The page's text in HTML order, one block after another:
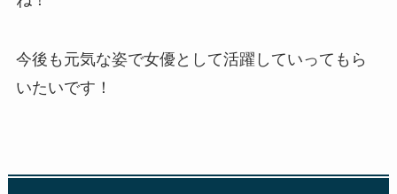
今後も元気な姿で女優として活躍していってもら
いたいです！